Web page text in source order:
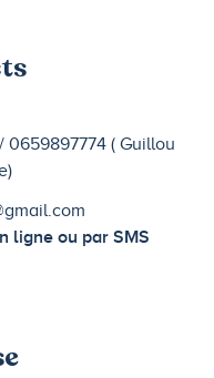
0659897774 ( Guillou
ligne ou par SMS